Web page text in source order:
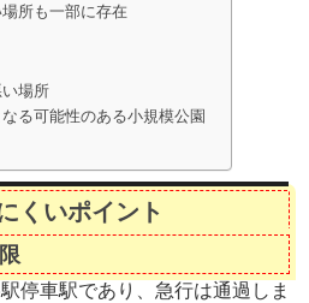
所も一部に存在
場所
る可能性のある小規模公園
くいポイント
停車駅であり、急行は通過しま